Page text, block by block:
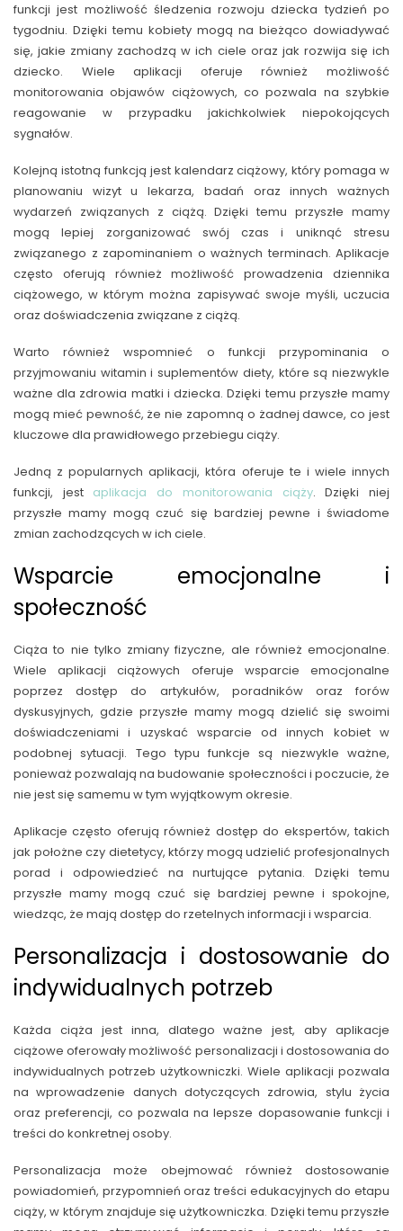
funkcji jest możliwość śledzenia rozwoju dziecka tydzień po
tygodniu. Dzięki temu kobiety mogą na bieżąco dowiadywać
się, jakie zmiany zachodzą w ich ciele oraz jak rozwija się ich
dziecko. Wiele aplikacji oferuje również możliwość
monitorowania objawów ciążowych, co pozwala na szybkie
reagowanie w przypadku jakichkolwiek niepokojących
sygnałów.
Kolejną istotną funkcją jest kalendarz ciążowy, który pomaga w
planowaniu wizyt u lekarza, badań oraz innych ważnych
wydarzeń związanych z ciążą. Dzięki temu przyszłe mamy
mogą lepiej zorganizować swój czas i uniknąć stresu
związanego z zapominaniem o ważnych terminach. Aplikacje
często oferują również możliwość prowadzenia dziennika
ciążowego, w którym można zapisywać swoje myśli, uczucia
oraz doświadczenia związane z ciążą.
Warto również wspomnieć o funkcji przypominania o
przyjmowaniu witamin i suplementów diety, które są niezwykle
ważne dla zdrowia matki i dziecka. Dzięki temu przyszłe mamy
mogą mieć pewność, że nie zapomną o żadnej dawce, co jest
kluczowe dla prawidłowego przebiegu ciąży.
Jedną z popularnych aplikacji, która oferuje te i wiele innych
funkcji, jest aplikacja do monitorowania ciąży. Dzięki niej
przyszłe mamy mogą czuć się bardziej pewne i świadome
zmian zachodzących w ich ciele.
Wsparcie emocjonalne i
społeczność
Ciąża to nie tylko zmiany fizyczne, ale również emocjonalne.
Wiele aplikacji ciążowych oferuje wsparcie emocjonalne
poprzez dostęp do artykułów, poradników oraz forów
dyskusyjnych, gdzie przyszłe mamy mogą dzielić się swoimi
doświadczeniami i uzyskać wsparcie od innych kobiet w
podobnej sytuacji. Tego typu funkcje są niezwykle ważne,
ponieważ pozwalają na budowanie społeczności i poczucie, że
nie jest się samemu w tym wyjątkowym okresie.
Aplikacje często oferują również dostęp do ekspertów, takich
jak położne czy dietetycy, którzy mogą udzielić profesjonalnych
porad i odpowiedzieć na nurtujące pytania. Dzięki temu
przyszłe mamy mogą czuć się bardziej pewne i spokojne,
wiedząc, że mają dostęp do rzetelnych informacji i wsparcia.
Personalizacja i dostosowanie do
indywidualnych potrzeb
Każda ciąża jest inna, dlatego ważne jest, aby aplikacje
ciążowe oferowały możliwość personalizacji i dostosowania do
indywidualnych potrzeb użytkowniczki. Wiele aplikacji pozwala
na wprowadzenie danych dotyczących zdrowia, stylu życia
oraz preferencji, co pozwala na lepsze dopasowanie funkcji i
treści do konkretnej osoby.
Personalizacja może obejmować również dostosowanie
powiadomień, przypomnień oraz treści edukacyjnych do etapu
ciąży, w którym znajduje się użytkowniczka. Dzięki temu przyszłe